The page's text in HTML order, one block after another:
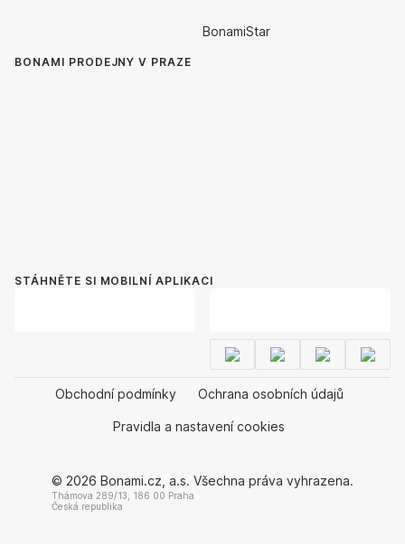
BonamiStar
BONAMI PRODEJNY V PRAZE
STÁHNĚTE SI MOBILNÍ APLIKACI
Obchodní podmínky Ochrana osobních údajů
Pravidla a nastavení cookies
© 2026 Bonami.cz, a.s. Všechna práva vyhrazena.
Thámova 289/13, 186 00 Praha
Česká republika